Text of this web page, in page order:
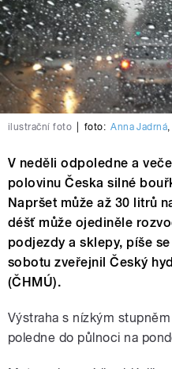
ilustrační foto foto: Anna Jadrná
V neděli odpoledne a
polovinu Česka silné
Napršet může až 30 litrů
déšť může ojediněle
podjezdy a sklepy, píše
sobotu zveřejnil Český
(ČHMÚ).
Výstraha s nízkým
poledne do půlnoci na